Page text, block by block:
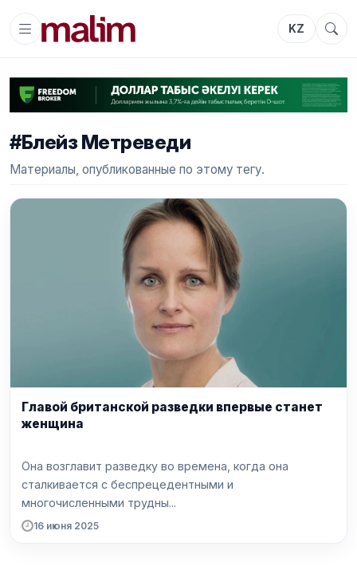
KZ
#Блейз Метреведи
Материалы, опубликованные по этому тегу.
Главой британской разведки впервые станет
женщина
Она возглавит разведку во времена, когда она
сталкивается с беспрецедентными и
многочисленными трудны...
16 июня 2025